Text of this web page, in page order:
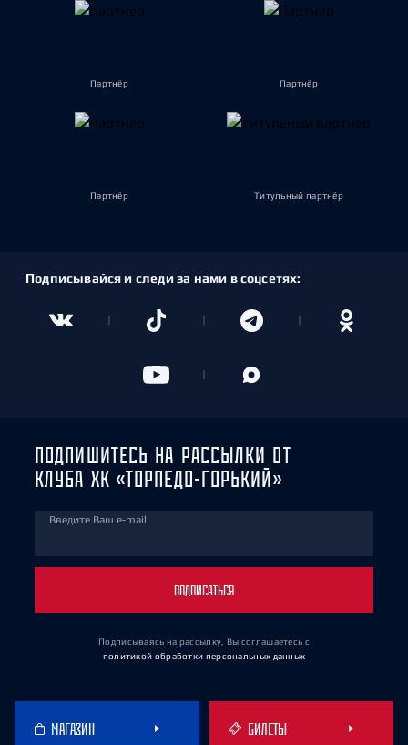
Партнёр Партнёр
Партнёр Титульный партнёр
Подписывайся и следи за нами в соцсетях:
ПОДПИШИТЕСЬ НА РАССЫЛКИ ОТ
КЛУБА ХК «ТОРПЕДО-ГОРЬКИЙ»
Введите Ваш e-mail
ПОДПИСАТЬСЯ
Подписываясь на рассылку, Вы соглашаетесь с
политикой обработки персональных данных
МАГАЗИН БИЛЕТЫ